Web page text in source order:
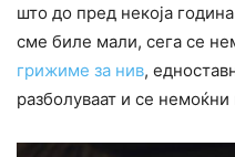
што до пред некоја
сме биле мали, сега се
грижиме за нив,
разболуваат и се немоќни